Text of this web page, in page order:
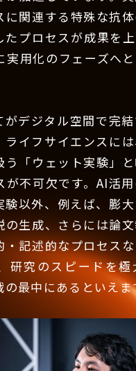
に関連する特殊な抗
プロセスが成果を上
実用化のフェーズへ
がデジタル空間で完
ライフサイエンスに
う「ウェット実験」
が不可欠です。AI活
験以外、例えば、膨
の生成、さらには論
・記述的なプロセス
研究のスピードを極
の最中にあるといえま